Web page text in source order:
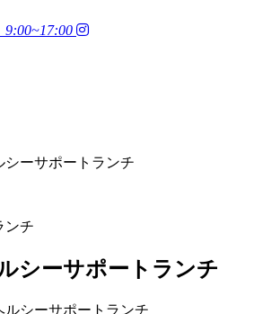
9:00~17:00
シーサポートランチ
ンチ
シーサポートランチ